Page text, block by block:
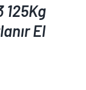
125Kg
El